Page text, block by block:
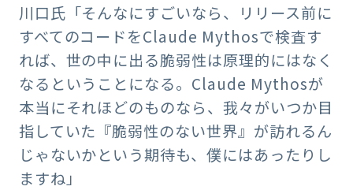
川口氏「そんなにすごいなら、リリース前に
すべてのコードをClaude Mythosで検査す
れば、世の中に出る脆弱性は原理的にはなく
なるということになる。Claude Mythosが
本当にそれほどのものなら、我々がいつか目
指していた『脆弱性のない世界』が訪れるん
じゃないかという期待も、僕にはあったりし
ますね」